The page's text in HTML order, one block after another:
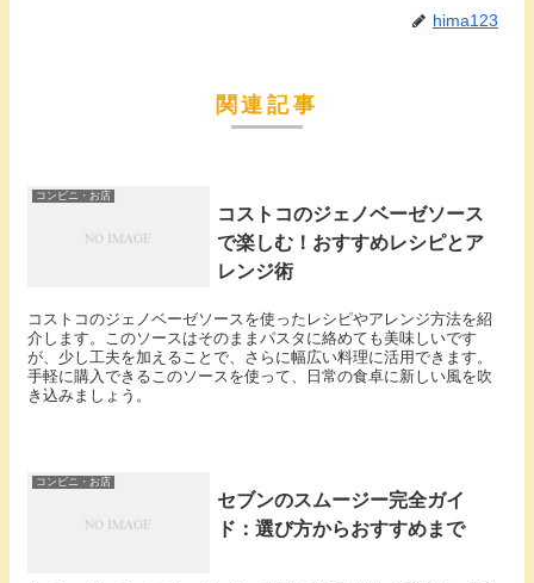
hima123
関連記事
コンビニ・お店
コストコのジェノベーゼソース
で楽しむ！おすすめレシピとア
レンジ術
コストコのジェノベーゼソースを使ったレシピやアレンジ方法を紹
介します。このソースはそのままパスタに絡めても美味しいです
が、少し工夫を加えることで、さらに幅広い料理に活用できます。
手軽に購入できるこのソースを使って、日常の食卓に新しい風を吹
き込みましょう。
コンビニ・お店
セブンのスムージー完全ガイ
ド：選び方からおすすめまで